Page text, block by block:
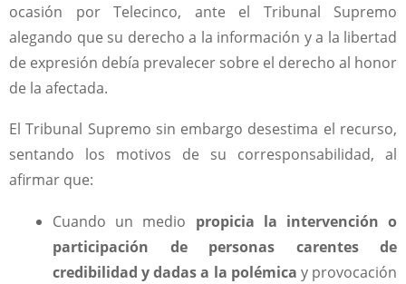
ocasión por Telecinco, ante el Tribunal Supremo
alegando que su derecho a la información y a la libertad
de expresión debía prevalecer sobre el derecho al honor
de la afectada.
El Tribunal Supremo sin embargo desestima el recurso,
sentando los motivos de su corresponsabilidad, al
afirmar que:
Cuando un medio propicia la intervención o
participación de personas carentes de
credibilidad y dadas a la polémica y provocación